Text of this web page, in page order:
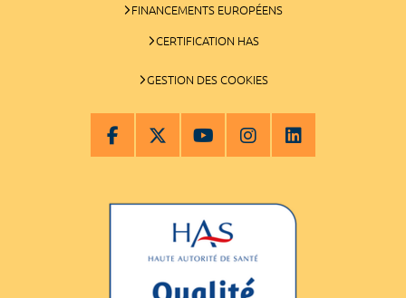
FINANCEMENTS EUROPÉENS
CERTIFICATION HAS
GESTION DES COOKIES